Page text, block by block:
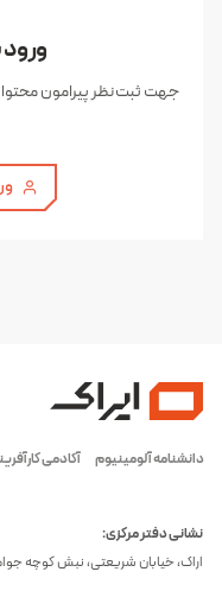
جهت ثبت نظر پیرامون محتوا
دانشنامه آلومینیوم آکادمی
نشانی دفتر مرکزی:
اراک، خیابان شریعتی، نبش کوچه